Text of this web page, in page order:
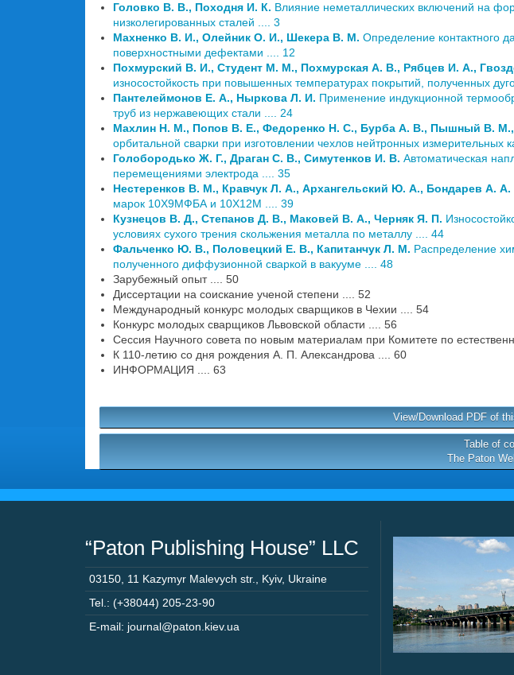
Головко В. В., Походня И. К. Влияние неметаллических включений на
низколегированных сталей .... 3
Махненко В. И., Олейник О. И., Шекера В. М. Определение контактного
поверхностными дефектами .... 12
Похмурский В. И., Студент М. М., Похмурская А. В., Рябцев И. А.,
износостойкость при повышенных температурах покрытий, полученных
Пантелеймонов Е. А., Ныркова Л. И. Применение индукционной
труб из нержавеющих стали .... 24
Махлин Н. М., Попов В. Е., Федоренко Н. С., Бурба А. В., Пышный В.
орбитальной сварки при изготовлении чехлов нейтронных измерительных
Голобородько Ж. Г., Драган С. В., Симутенков И. В. Автоматическая
перемещениями электрода .... 35
Нестеренков В. М., Кравчук Л. А., Архангельский Ю. А., Бондарев А. А.
марок 10Х9МФБА и 10Х12М .... 39
Кузнецов В. Д., Степанов Д. В., Маковей В. А., Черняк Я. П.
условиях сухого трения скольжения металла по металлу .... 44
Фальченко Ю. В., Половецкий Е. В., Капитанчук Л. М. Распределение
полученного диффузионной сваркой в вакууме .... 48
Зарубежный опыт .... 50
Диссертации на соискание ученой степени .... 52
Международный конкурс молодых сварщиков в Чехии .... 54
Конкурс молодых сварщиков Львовской области .... 56
Сессия Научного совета по новым материалам при Комитете по
К 110-летию со дня рождения А. П. Александрова .... 60
ИНФОРМАЦИЯ .... 63
View/Download PDF of
Table of
The Paton
“Paton Publishing House” LLC
03150 11 Kazymyr Malevych str. Kyiv, Ukraine
Tel.: (+38044) 205-23-90
E-mail: journal@paton.kiev.ua